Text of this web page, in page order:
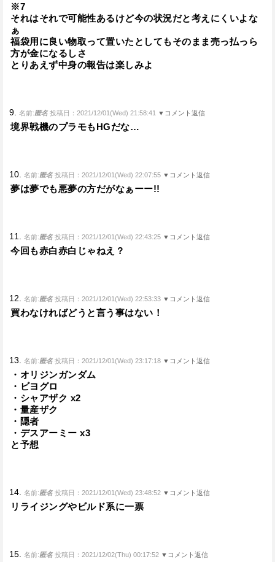
※7
それはそれで可能性あるけど今の状況だと考えにくいよな
ぁ
福袋用に良い物取って置いたとしてもそのまま売っ払っら
方が金になるしさ
とりあえず中身の報告は楽しみよ
9. 名前:匿名 投稿日：2021/12/01(Wed) 21:58:41 ▼コメント返信
境界戦機のプラモもHGだな…
10. 名前:匿名 投稿日：2021/12/01(Wed) 22:07:55 ▼コメント返信
夢は夢でも悪夢の方だがなぁーー!!
11. 名前:匿名 投稿日：2021/12/01(Wed) 22:43:25 ▼コメント返信
今回も赤白赤白じゃねえ？
12. 名前:匿名 投稿日：2021/12/01(Wed) 22:53:33 ▼コメント返信
買わなければどうと言う事はない！
13. 名前:匿名 投稿日：2021/12/01(Wed) 23:17:18 ▼コメント返信
・オリジンガンダム
・ビヨグロ
・シャアザク x2
・量産ザク
・隠者
・デスアーミー x3
と予想
14. 名前:匿名 投稿日：2021/12/01(Wed) 23:48:52 ▼コメント返信
リライジングやビルド系に一票
15. 名前:匿名 投稿日：2021/12/02(Thu) 00:17:52 ▼コメント返信